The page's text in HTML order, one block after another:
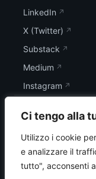
Ci tengo alla
Utilizzo i cookie
e analizzare il
tutto", acconsenti
LinkedIn
X (Twitter)
Substack
Medium
Instagram